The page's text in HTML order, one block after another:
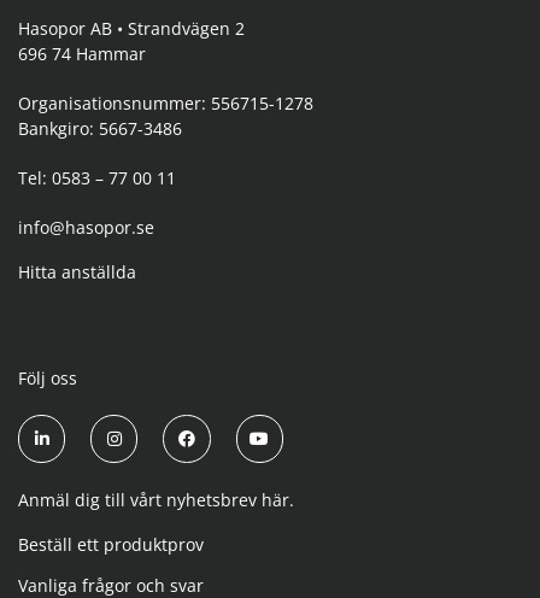
Hasopor AB • Strandvägen 2
696 74 Hammar
Organisationsnummer: 556715-1278
Bankgiro: 5667-3486
Tel: 0583 – 77 00 11
info@hasopor.se
Hitta anställda
Följ oss
Anmäl dig till vårt nyhetsbrev här.
Beställ ett produktprov
Vanliga frågor och svar